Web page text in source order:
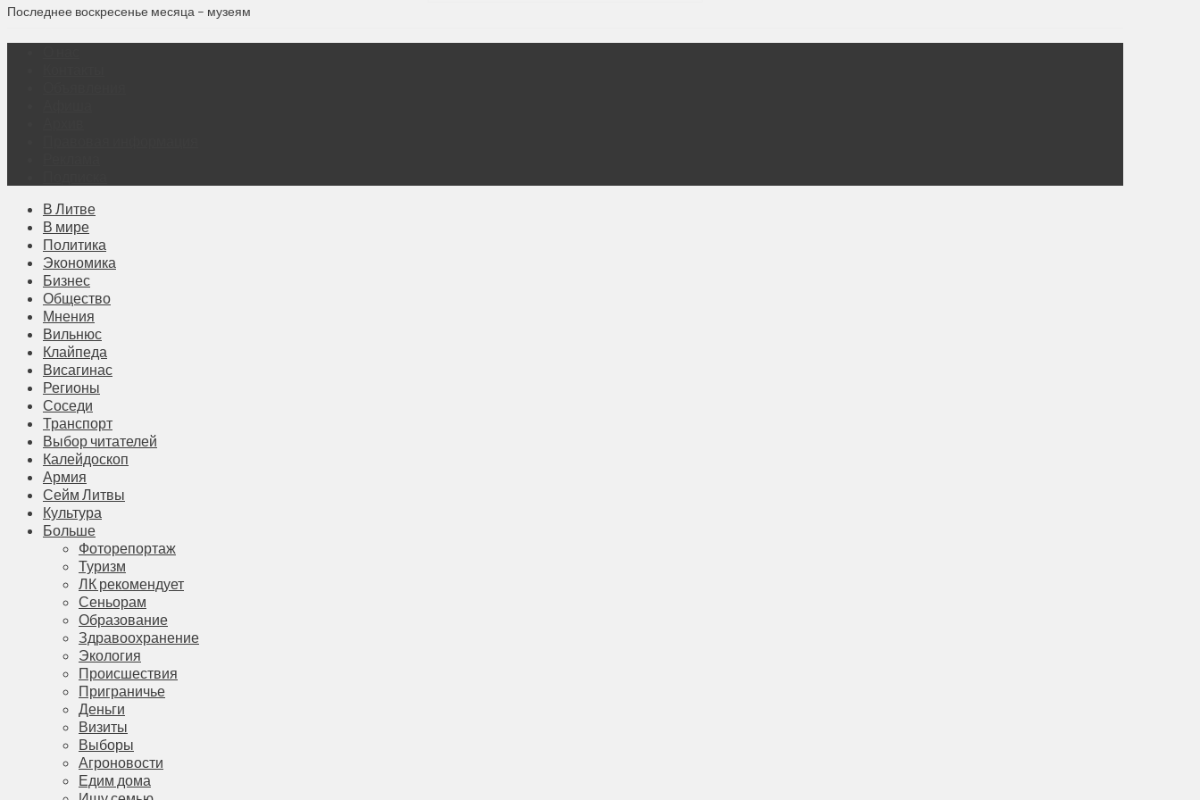
Последнее воскресенье месяца – музеям
В Литве
В мире
Политика
Экономика
Бизнес
Общество
Мнения
Вильнюс
Клайпеда
Висагинас
Регионы
Соседи
Транспорт
Выбор читателей
Калейдоскоп
Армия
Сейм Литвы
Культура
Больше
Фоторепортаж
Туризм
ЛК рекомендует
Сеньорам
Образование
Здравоохранение
Экология
Происшествия
Приграничье
Деньги
Визиты
Выборы
Агроновости
Едим дома